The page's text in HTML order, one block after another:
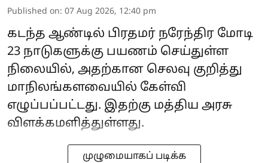
Published on: 07 Aug 2026, 12:40 pm
கடந்த ஆண்டில் பிரதமர் நரேந்திர மோடி
23 நாடுகளுக்கு பயணம் செய்துள்ள
நிலையில், அதற்கான செலவு குறித்து
மாநிலங்களவையில் கேள்வி
எழுப்பப்பட்டது. இதற்கு மத்திய அரசு
விளக்கமளித்துள்ளது.
முழுமையாகப் படிக்க